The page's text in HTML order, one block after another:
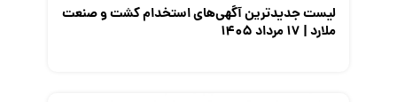
لیست جدیدترین آگهی‌های استخدام کشت و صنعت
ملارد | ۱۷ مرداد ۱۴۰۵